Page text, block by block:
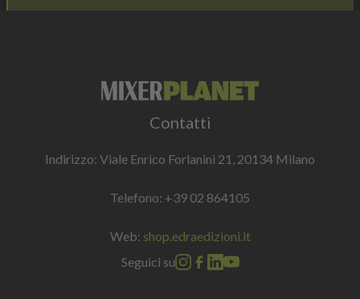
Contatti
Indirizzo: Viale Enrico Forlanini 21, 20134 Milano
Telefono: +39 02 864105
Web: shop.edraedizioni.it
Seguici su